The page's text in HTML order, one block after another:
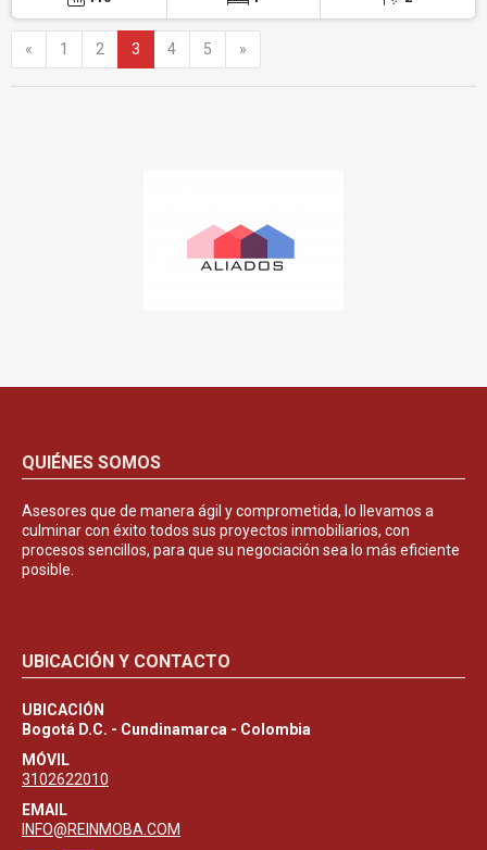
« Anterior
1 2 3 4 5 »
QUIÉNES SOMOS
Asesores que de manera ágil y comprometida, lo llevamos a
culminar con éxito todos sus proyectos inmobiliarios, con
procesos sencillos, para que su negociación sea lo más eficiente
posible.
UBICACIÓN Y CONTACTO
UBICACIÓN
Bogotá D.C. - Cundinamarca - Colombia
MÓVIL
3102622010
EMAIL
INFO@REINMOBA.COM